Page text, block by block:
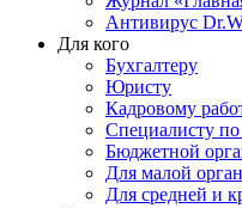
Антивирус
Для кого
Бухгалтеру
Юристу
Кадровому
Специалисту по
Бюджетной
Для малой
Для средней и